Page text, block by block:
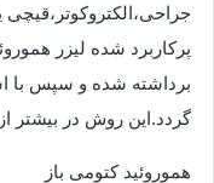
پرکاربرد شده لیزر
برداشته شده و سپس با
گردد.این روش در بیشتر
هموروئید کتومی باز